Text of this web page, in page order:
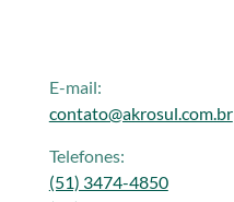
E-mail:
contato@akrosul.com.br
Telefones:
(51) 3474-4850